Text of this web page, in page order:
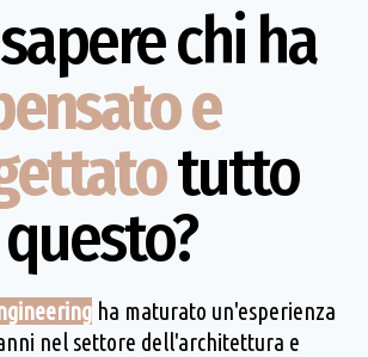
chi ha
e
tutto
questo?
ha maturato un'esperienza
nel settore dell'architettura e